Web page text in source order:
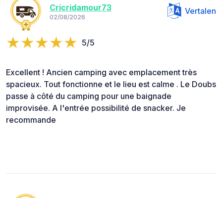
Cricridamour73
02/08/2026
Vertalen
5/5
Excellent ! Ancien camping avec emplacement très
spacieux. Tout fonctionne et le lieu est calme . Le Doubs
passe à côté du camping pour une baignade
improvisée. A l'entrée possibilité de snacker. Je
recommande